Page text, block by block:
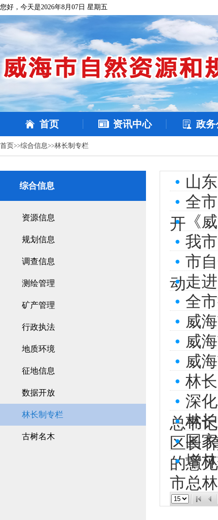
您好，今天是2026年8月07日 星期五
首页 资讯中心 政务
首页>>综合信息>>林长制专栏
综合信息
资源信息
规划信息
调查信息
测绘管理
矿产管理
行政执法
地质环境
征地信息
数据开放
林长制专栏
古树名木
• 山
• 全
开
•
《
• 我
• 市
动
• 走
• 全
• 威
• 威
• 威
• 林
• 深
总书
• 林
区长
• 国
的意
• 增
市总